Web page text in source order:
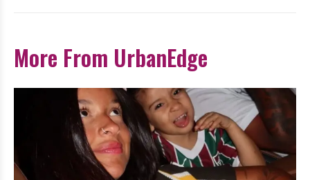
More From UrbanEdge